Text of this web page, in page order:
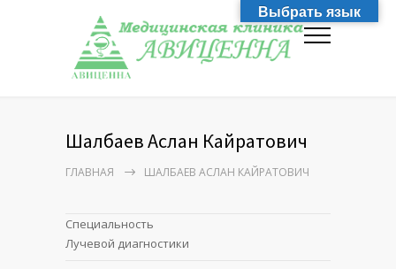
Шалбаев Аслан Кайратович
ГЛАВНАЯ ШАЛБАЕВ АСЛАН КАЙРАТОВИЧ
Специальность
Лучевой диагностики
Выбрать язык